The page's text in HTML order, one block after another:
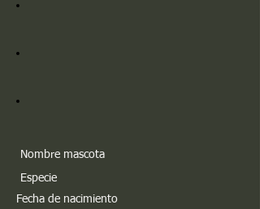
Nombre mascota
Especie
Fecha de nacimiento